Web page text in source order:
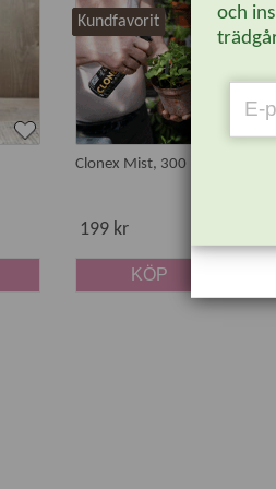
Kundfavorit
Clonex Mist, 300 ml
199 kr
KÖP
och